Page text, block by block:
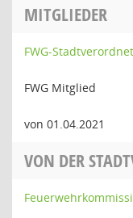
MITGLIEDER
FWG-
FWG Mitglied
von 01.04.2021
VON DER